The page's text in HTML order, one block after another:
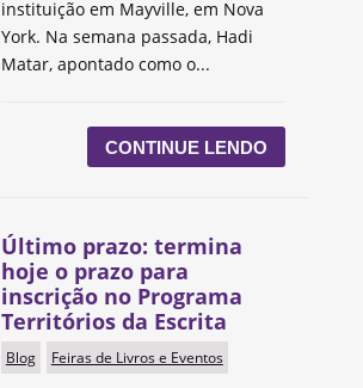
instituição em Mayville, em Nova
York. Na semana passada, Hadi
Matar, apontado como o...
CONTINUE LENDO
Último prazo: termina
hoje o prazo para
inscrição no Programa
Territórios da Escrita
Blog Feiras de Livros e Eventos